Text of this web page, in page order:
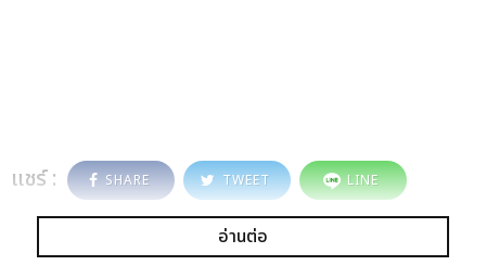
แชร์ : SHARE TWEET LINE
อ่านต่อ